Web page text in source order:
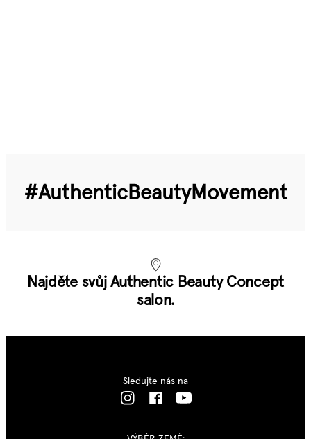
#Authentic­Beauty­Movement
Najděte svůj Authentic Beauty Concept
salon.
Sledujte nás na